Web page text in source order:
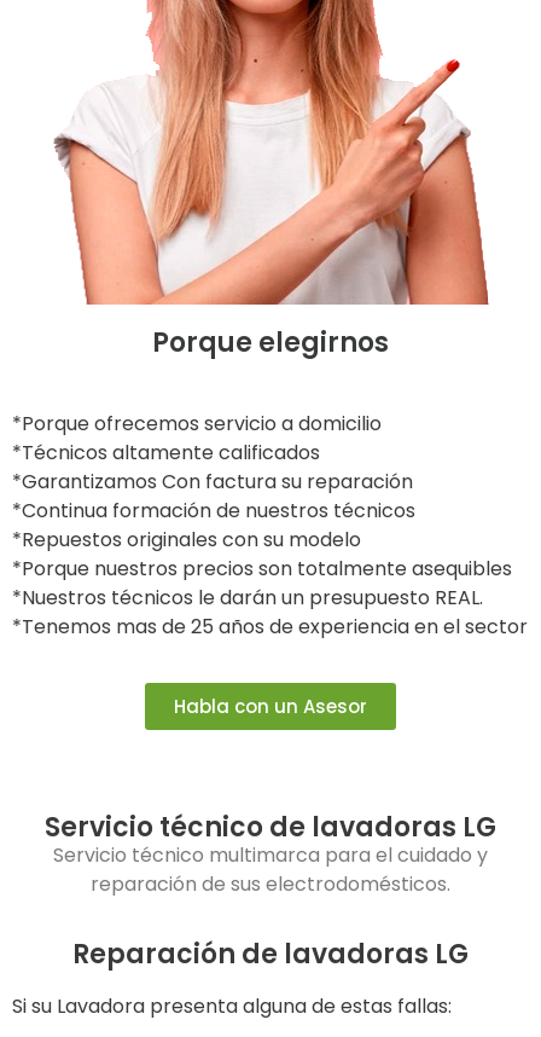
Porque elegirnos
*Porque ofrecemos servicio a domicilio
*Técnicos altamente calificados
*Garantizamos Con factura su reparación
*Continua formación de nuestros técnicos
*Repuestos originales con su modelo
*Porque nuestros precios son totalmente asequibles
*Nuestros técnicos le darán un presupuesto REAL.
*Tenemos mas de 25 años de experiencia en el sector
Habla con un Asesor
Servicio técnico de lavadoras LG
Servicio técnico multimarca para el cuidado y
reparación de sus electrodomésticos.
Reparación de lavadoras LG
Si su Lavadora presenta alguna de estas fallas: